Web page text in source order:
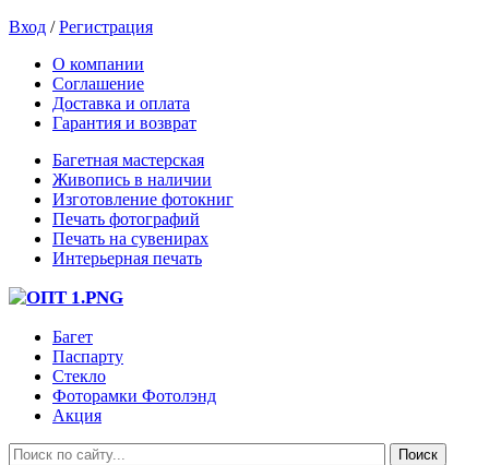
Вход /Регистрация
О компании
Соглашение
Доставка и оплата
Гарантия и возврат
Багетная мастерская
Живопись в наличии
Изготовление фотокниг
Печать фотографий
Печать на сувенирах
Интерьерная печать
Багет
Паспарту
Стекло
Фоторамки Фотолэнд
Акция